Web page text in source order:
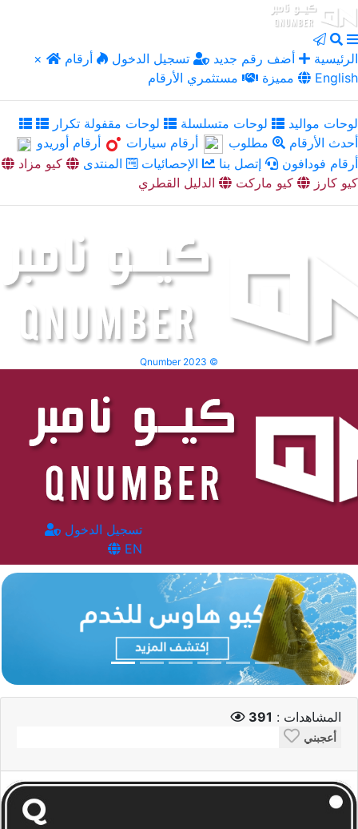
× الرئيسية أضف رقم جديد تسجيل الدخول
أرقام
مميزة
مستثمري الأرقام English
لوحات مواليد لوحات متسلسلة
لوحات مقفولة تكرار
أحدث الأرقام
مطلوب أرقام سيارات
أرقام أوريدو
أرقام فودافون
إتصل بنا الإحصائيات المنتدى
كيو مزاد
كيو كارز
كيو ماركت الدليل القطري
Qnumber 2023 ©
تسجيل الدخول
EN
المشاهدات : 391
أعجبني